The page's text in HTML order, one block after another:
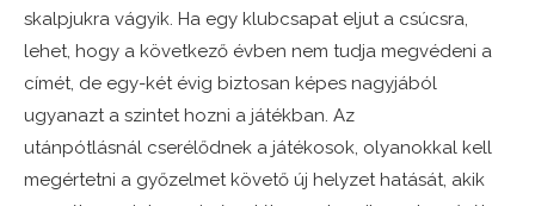
skalpjukra vágyik. Ha egy klubcsapat eljut a csúcsra,
lehet, hogy a következő évben nem tudja megvédeni a
címét, de egy-két évig biztosan képes nagyjából
ugyanazt a szintet hozni a játékban. Az
utánpótlásnál cserélődnek a játékosok, olyanokkal kell
megértetni a győzelmet követő új helyzet hatását, akik